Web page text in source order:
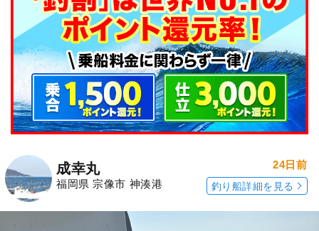
成幸丸
福岡県 宗像市 神湊港
24日前
釣り船詳細を見る